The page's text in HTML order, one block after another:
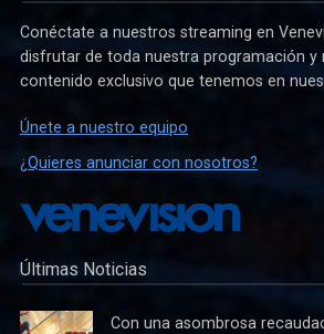
Conéctate a nuestros streaming en
disfrutar de toda nuestra programación y
contenido exclusivo que tenemos en
Únete a nuestro equipo
¿Quieres anunciar con nosotros?
Últimas Noticias
Con una asombrosa